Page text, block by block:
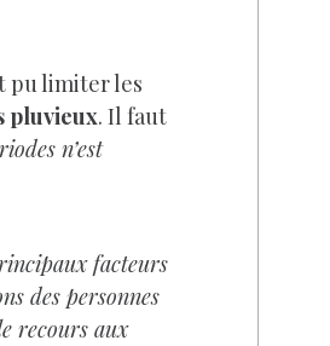
pu limiter les
pluvieux. Il faut
n’est
facteurs
des personnes
recours aux